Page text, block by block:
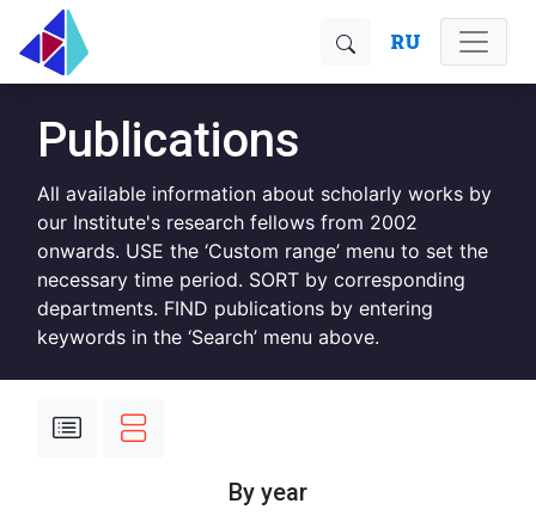
RU
Publications
All available information about scholarly works by
our Institute's research fellows from 2002
onwards. USE the ‘Custom range’ menu to set the
necessary time period. SORT by corresponding
departments. FIND publications by entering
keywords in the ‘Search’ menu above.
By year